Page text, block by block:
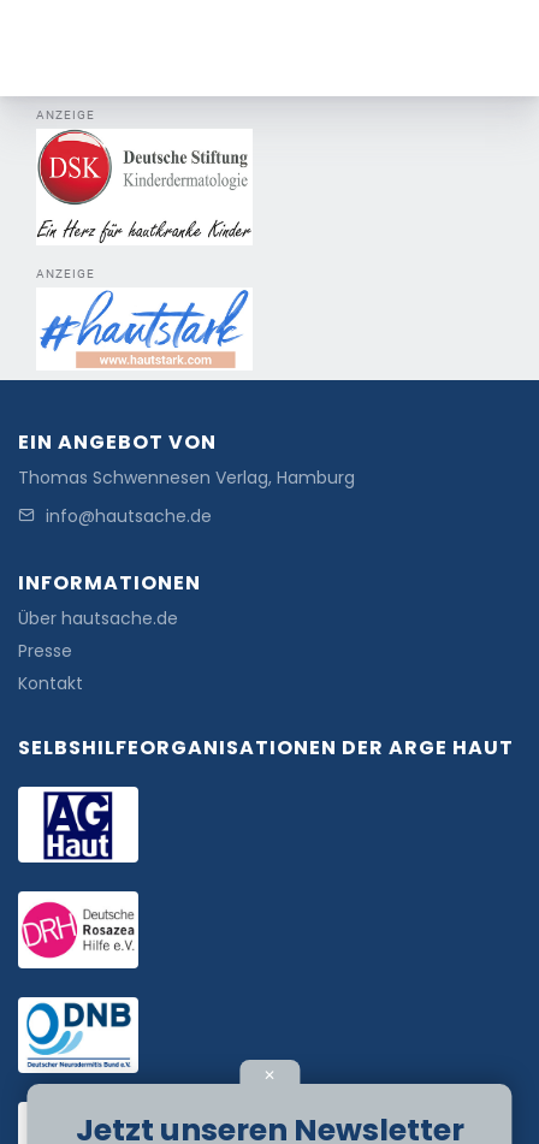
ANZEIGE
ANZEIGE
EIN ANGEBOT VON
Thomas Schwennesen Verlag, Hamburg
info@hautsache.de
INFORMATIONEN
Über hautsache.de
Presse
Kontakt
SELBSHILFEORGANISATIONEN DER ARGE HAUT
✕
Jetzt unseren Newsletter